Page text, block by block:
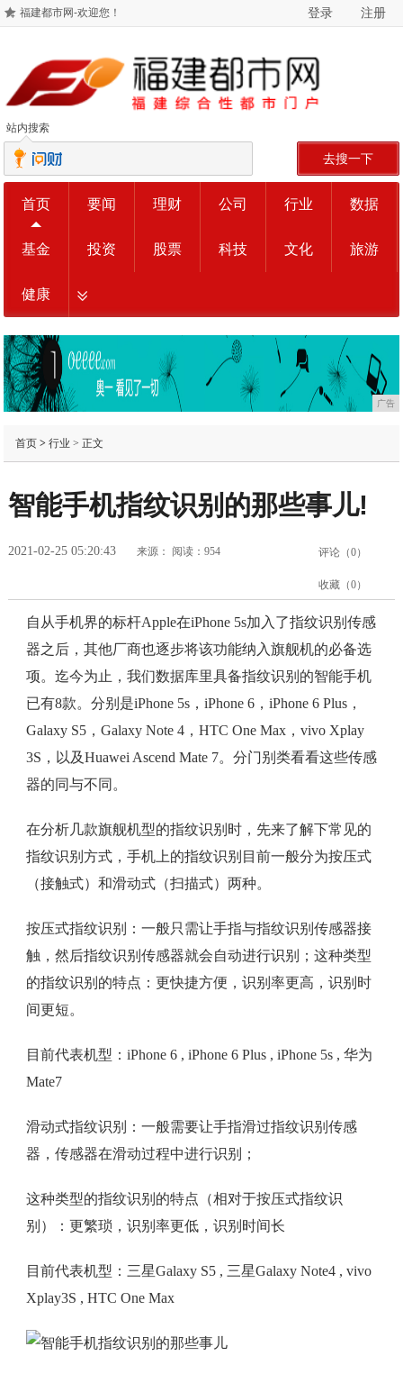
福建都市网-欢迎您！ 登录 注册
站内搜索
去搜一下
首页 要闻 理财 公司 行业 数据
基金 投资 股票 科技 文化 旅游
健康
广告
首页> 行业 > 正文
智能手机指纹识别的那些事儿!
2021-02-25 05:20:43 来源： 阅读：954 评论（0）
收藏（0）
自从手机界的标杆Apple在iPhone 5s加入了指纹识别传感
器之后，其他厂商也逐步将该功能纳入旗舰机的必备选
项。迄今为止，我们数据库里具备指纹识别的智能手机
已有8款。分别是iPhone 5s，iPhone 6，iPhone 6 Plus，
Galaxy S5，Galaxy Note 4，HTC One Max，vivo Xplay
3S，以及Huawei Ascend Mate 7。分门别类看看这些传感
器的同与不同。
在分析几款旗舰机型的指纹识别时，先来了解下常见的
指纹识别方式，手机上的指纹识别目前一般分为按压式
（接触式）和滑动式（扫描式）两种。
按压式指纹识别：一般只需让手指与指纹识别传感器接
触，然后指纹识别传感器就会自动进行识别；这种类型
的指纹识别的特点：更快捷方便，识别率更高，识别时
间更短。
目前代表机型：iPhone 6 , iPhone 6 Plus , iPhone 5s , 华为
Mate7
滑动式指纹识别：一般需要让手指滑过指纹识别传感
器，传感器在滑动过程中进行识别；
这种类型的指纹识别的特点（相对于按压式指纹识
别）：更繁琐，识别率更低，识别时间长
目前代表机型：三星Galaxy S5 , 三星Galaxy Note4 , vivo
Xplay3S , HTC One Max